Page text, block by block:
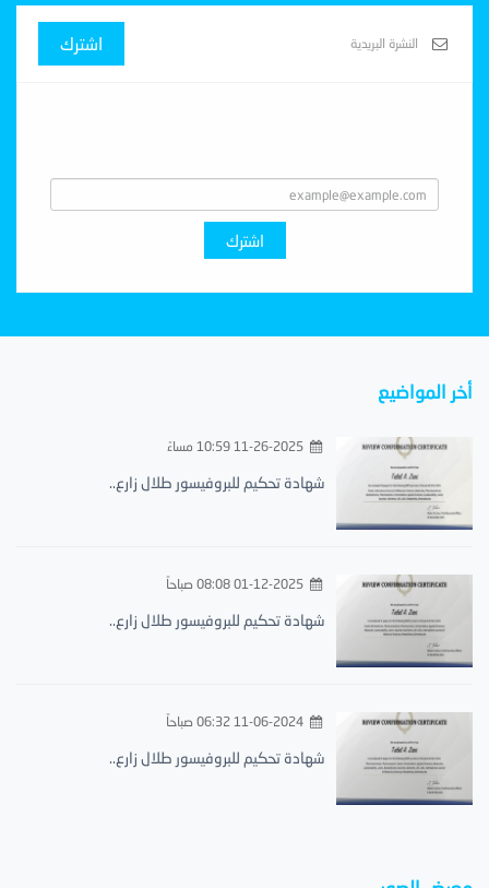
اشترك
اشترك
أخر المواضيع
11-26-2025 10:59 مساءً
شهادة تحكيم للبروفيسور طلال زارع..
01-12-2025 08:08 صباحاً
شهادة تحكيم للبروفيسور طلال زارع..
11-06-2024 06:32 صباحاً
شهادة تحكيم للبروفيسور طلال زارع..